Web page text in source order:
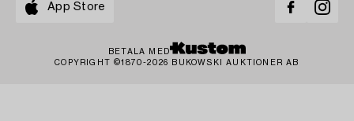
App Store
BETALA MED
COPYRIGHT ©1870-2026 BUKOWSKI AUKTIONER AB